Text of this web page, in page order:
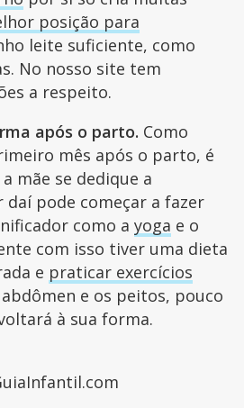
posição para
leite suficiente, como
No nosso site tem
a respeito.
após o parto. Como
mês após o parto, é
mãe se dedique a
daí pode começar a fazer
como a yoga e o
com isso tiver uma dieta
e praticar exercícios
e os peitos, pouco
à sua forma.